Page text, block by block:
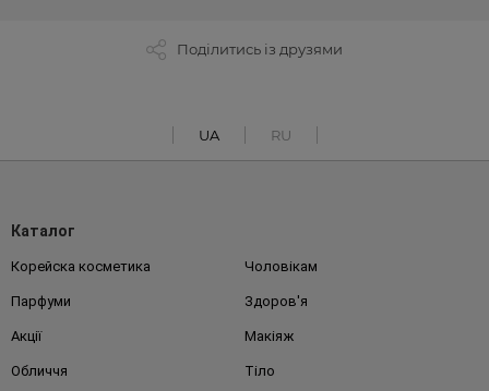
Поділитись із друзями
UA RU
Каталог
Корейска косметика Чоловікам
Парфуми Здоров'я
Акції Макіяж
Обличчя Тіло